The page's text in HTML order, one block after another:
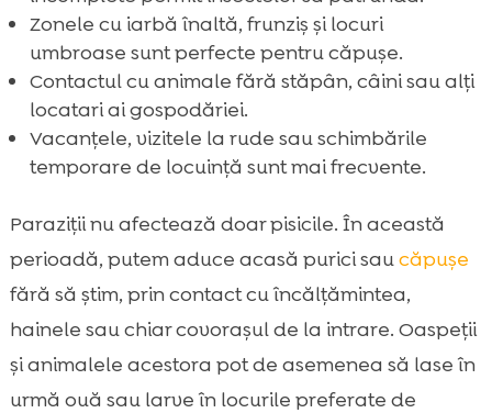
Zonele cu iarbă înaltă, frunziș și locuri
umbroase sunt perfecte pentru căpușe.
Contactul cu animale fără stăpân, câini sau alți
locatari ai gospodăriei.
Vacanțele, vizitele la rude sau schimbările
temporare de locuință sunt mai frecvente.
Paraziții nu afectează doar pisicile. În această
perioadă, putem aduce acasă purici saucăpușe
fără să știm, prin contact cu încălțămintea,
hainele sau chiar covorașul de la intrare. Oaspeții
și animalele acestora pot de asemenea să lase în
urmă ouă sau larve în locurile preferate de